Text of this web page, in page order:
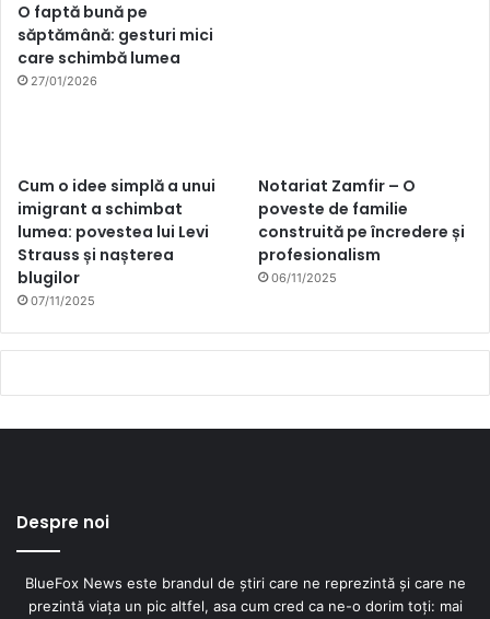
O faptă bună pe
săptămână: gesturi mici
care schimbă lumea
27/01/2026
Cum o idee simplă a unui
imigrant a schimbat
lumea: povestea lui Levi
Strauss și nașterea
blugilor
07/11/2025
Notariat Zamfir – O
poveste de familie
construită pe încredere și
profesionalism
06/11/2025
Despre noi
BlueFox News este brandul de știri care ne reprezintă și care ne
prezintă viața un pic altfel, asa cum cred ca ne-o dorim toți: mai